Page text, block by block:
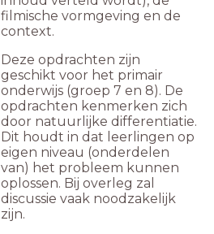
filmische vormgeving en de
context.
Deze opdrachten zijn
geschikt voor het primair
onderwijs (groep 7 en 8). De
opdrachten kenmerken zich
door natuurlijke differentiatie.
Dit houdt in dat leerlingen op
eigen niveau (onderdelen
van) het probleem kunnen
oplossen. Bij overleg zal
discussie vaak noodzakelijk
zijn.